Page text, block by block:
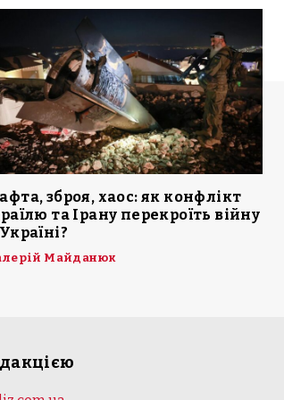
зброя, хаос: як конфлікт
та Ірану перекроїть війну
Майданюк